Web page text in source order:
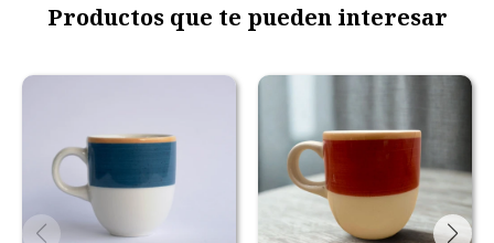
Productos que te pueden interesar